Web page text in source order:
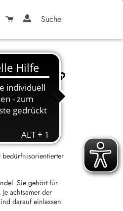
Suche
bedürfnisorientierter
Sie gehört für
achtsamer der
darauf einlassen